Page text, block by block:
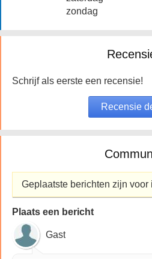
zondag
Schrijf als eerste een recensie!
Geplaatste berichten zijn
Plaats een bericht
Gast